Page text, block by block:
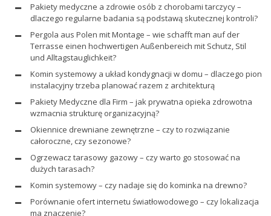
Pakiety medyczne a zdrowie osób z chorobami tarczycy –
dlaczego regularne badania są podstawą skutecznej kontroli?
Pergola aus Polen mit Montage – wie schafft man auf der
Terrasse einen hochwertigen Außenbereich mit Schutz, Stil
und Alltagstauglichkeit?
Komin systemowy a układ kondygnacji w domu – dlaczego pion
instalacyjny trzeba planować razem z architekturą
Pakiety Medyczne dla Firm – jak prywatna opieka zdrowotna
wzmacnia strukturę organizacyjną?
Okiennice drewniane zewnętrzne – czy to rozwiązanie
całoroczne, czy sezonowe?
Ogrzewacz tarasowy gazowy – czy warto go stosować na
dużych tarasach?
Komin systemowy – czy nadaje się do kominka na drewno?
Porównanie ofert internetu światłowodowego – czy lokalizacja
ma znaczenie?